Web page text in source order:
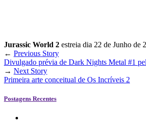
Jurassic World 2 estreia dia 22 de Junho de
← Previous Story
Divulgado prévia de Dark Nights Metal #1
→ Next Story
Primeira arte conceitual de Os Incríveis 2
Postagens Recentes